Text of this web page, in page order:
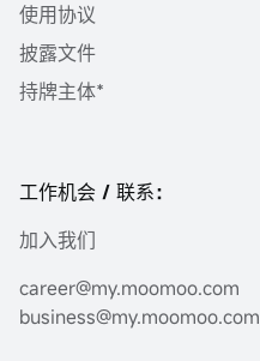
使用协议
披露文件
持牌主体*
工作机会 / 联系：
加入我们
career@my.moomoo.com
business@my.moomoo.com